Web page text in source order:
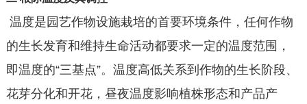
温度是园艺作物设施栽培的首要环境条件，任何作物
的生长发育和维持生命活动都要求一定的温度范围，
即温度的“三基点”。温度高低关系到作物的生长阶段、
花芽分化和开花，昼夜温度影响植株形态和产品产